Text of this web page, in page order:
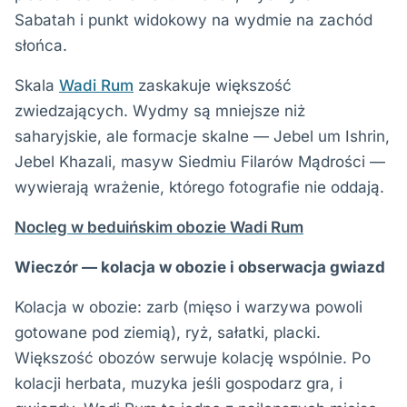
Sabatah i punkt widokowy na wydmie na zachód
słońca.
Skala Wadi Rum zaskakuje większość
zwiedzających. Wydmy są mniejsze niż
saharyjskie, ale formacje skalne — Jebel um Ishrin,
Jebel Khazali, masyw Siedmiu Filarów Mądrości —
wywierają wrażenie, którego fotografie nie oddają.
Nocleg w beduińskim obozie Wadi Rum
Wieczór — kolacja w obozie i obserwacja gwiazd
Kolacja w obozie: zarb (mięso i warzywa powoli
gotowane pod ziemią), ryż, sałatki, placki.
Większość obozów serwuje kolację wspólnie. Po
kolacji herbata, muzyka jeśli gospodarz gra, i